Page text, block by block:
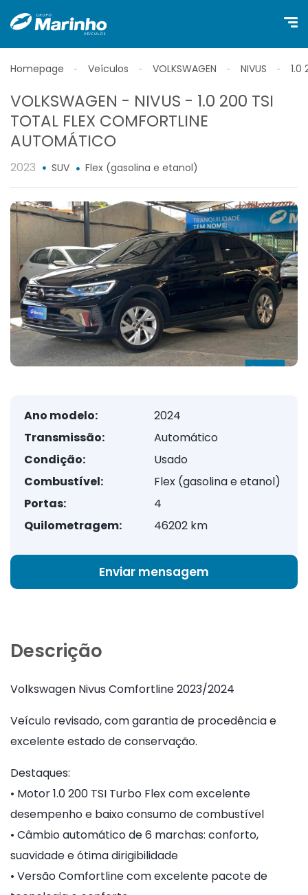
Homepage Veículos VOLKSWAGEN NIVUS 1.0
VOLKSWAGEN - NIVUS - 1.0 200 TSI
TOTAL FLEX COMFORTLINE
AUTOMÁTICO
2023 SUV Flex (gasolina e etanol)
Ano modelo:
2024
Transmissão:
Automático
Condição:
Usado
Combustível:
Flex (gasolina e etanol)
Portas:
4
Quilometragem:
46202 km
Enviar mensagem
Descrição
Volkswagen Nivus Comfortline 2023/2024
Veículo revisado, com garantia de procedência e
excelente estado de conservação.
Destaques:
• Motor 1.0 200 TSI Turbo Flex com excelente
desempenho e baixo consumo de combustível
• Câmbio automático de 6 marchas: conforto,
suavidade e ótima dirigibilidade
• Versão Comfortline com excelente pacote de